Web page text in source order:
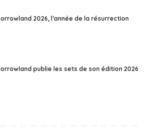
2026, l’année de la résurrection
publie les sets de son édition 2026